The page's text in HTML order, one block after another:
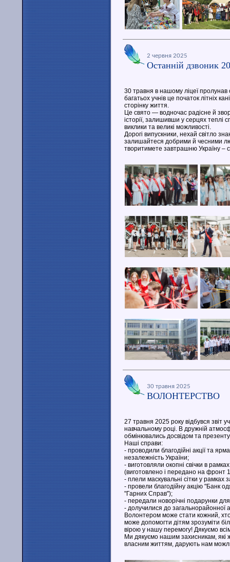
2 червня 2025
Останній дзвоник
30 травня в нашому ліцеї
багатьох учнів це початок літніх
сторінку життя.
Це свято — водночас радісне й
історії, залишивши у серцях теплі
виклики та великі можливості.
Дорогі випускники, нехай світло
залишайтеся добрими й чесними
творитимете завтрашню Україну –
30 травня 2025
ВОЛОНТЕРСТВО
27 травня 2025 року відбувся звіт
навчальному році. В дружній
обмінювались досвідом та
Наші справи:
- проводили благодійні акції та
незалежність України;
- виготовляли окопні свічки в
(виготовлено і передано на фронт
- плели маскувальні сітки у рамках
- провели благодійну акцію "Банк
"Гарних Справ");
- передали новорічні подарунки
- долучилися до загальнорайонної
Волонтером може стати кожний,
може допомогти дітям зрозуміти
вірою у нашу перемогу! Дякуємо
Ми дякуємо нашим захисникам, які
власним життям, дарують нам